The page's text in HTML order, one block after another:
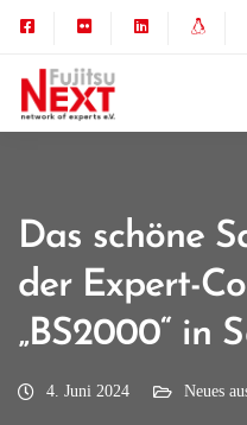
Das schöne
der Expert-
„BS2000“ in
4. Juni 2024 Neues